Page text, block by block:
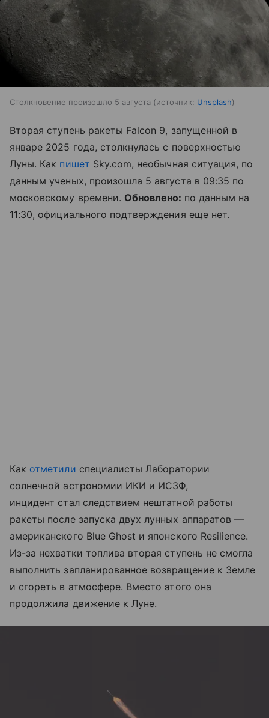
Столкновение произошло 5 августа источник: Unsplash
Вторая ступень ракеты Falcon 9, запущенной в
январе 2025 года, столкнулась с поверхностью
Луны. Как пишет Sky.com, необычная ситуация, по
данным ученых, произошла 5 августа в 09:35 по
московскому времени. Обновлено: по данным на
11:30, официального подтверждения еще нет.
Как отметили специалисты Лаборатории
солнечной астрономии ИКИ и ИСЗФ,
инцидент стал следствием нештатной работы
ракеты после запуска двух лунных аппаратов —
американского Blue Ghost и японского Resilience.
Из-за нехватки топлива вторая ступень не смогла
выполнить запланированное возвращение к Земле
и сгореть в атмосфере. Вместо этого она
продолжила движение к Луне.